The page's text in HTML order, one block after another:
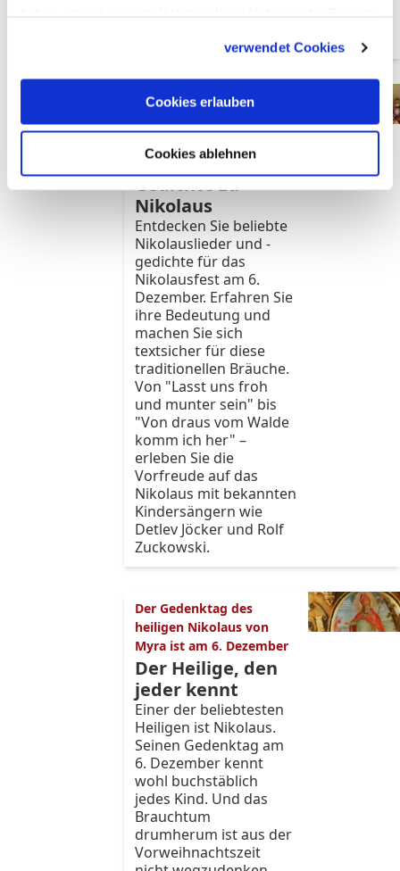
verwendet Cookies
Cookies erlauben
Cookies ablehnen
Wir machen Sie textsicher
Lieder und
Gedichte zu
Nikolaus
Entdecken Sie beliebte
Nikolauslieder und -
gedichte für das
Nikolausfest am 6.
Dezember. Erfahren Sie
ihre Bedeutung und
machen Sie sich
textsicher für diese
traditionellen Bräuche.
Von "Lasst uns froh
und munter sein" bis
"Von draus vom Walde
komm ich her" –
erleben Sie die
Vorfreude auf das
Nikolaus mit bekannten
Kindersängern wie
Detlev Jöcker und Rolf
Zuckowski.
Der Gedenktag des
heiligen Nikolaus von
Myra ist am 6. Dezember
Der Heilige, den
jeder kennt
Einer der beliebtesten
Heiligen ist Nikolaus.
Seinen Gedenktag am
6. Dezember kennt
wohl buchstäblich
jedes Kind. Und das
Brauchtum
drumherum ist aus der
Vorweihnachtszeit